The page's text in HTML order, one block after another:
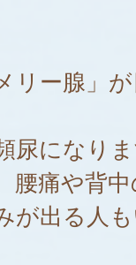
リー腺」
尿になり
腰痛や背
が出る人